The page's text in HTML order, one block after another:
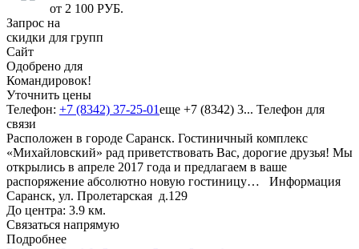
от 2 100 РУБ.
Запрос на
скидки для групп
Сайт
Одобрено для
Командировок!
Уточнить цены
Телефон: +7 (8342) 37-25-01еще +7 (8342) 3... Телефон для
связи
Расположен в городе Саранск. Гостиничный комплекс
«Михайловский» рад приветствовать Вас, дорогие друзья! Мы
открылись в апреле 2017 года и предлагаем в ваше
распоряжение абсолютно новую гостиницу… Информация
Саранск, ул. Пролетарская д.129
До центра: 3.9 км.
Связаться напрямую
Подробнее